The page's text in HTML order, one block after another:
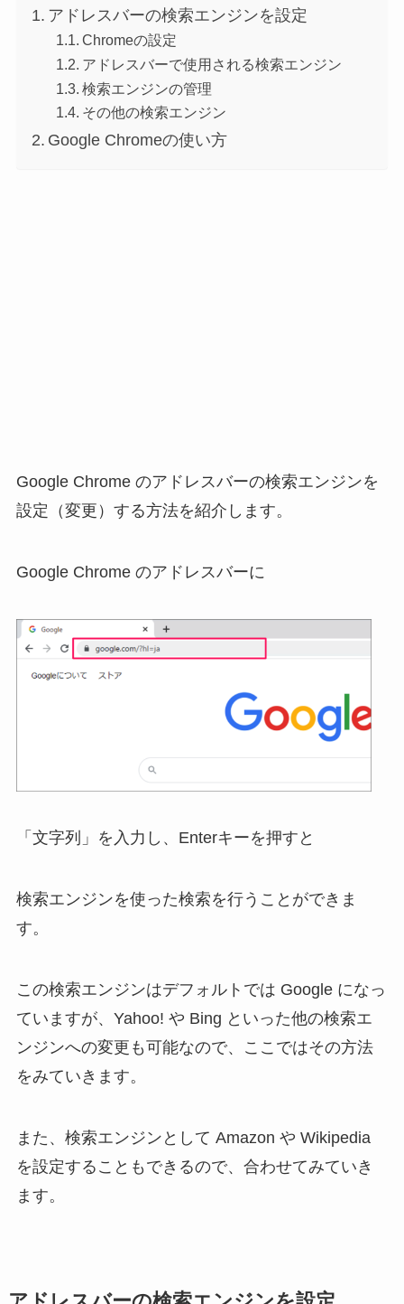
アドレスバーの検索エンジンを設定
Chromeの設定
アドレスバーで使用される検索エンジン
検索エンジンの管理
その他の検索エンジン
Google Chromeの使い方
Google Chrome のアドレスバーの検索エンジンを
設定（変更）する方法を紹介します。
Google Chrome のアドレスバーに
「文字列」を入力し、Enterキーを押すと
検索エンジンを使った検索を行うことができま
す。
この検索エンジンはデフォルトでは Google になっ
ていますが、Yahoo! や Bing といった他の検索エ
ンジンへの変更も可能なので、ここではその方法
をみていきます。
また、検索エンジンとして Amazon や Wikipedia
を設定することもできるので、合わせてみていき
ます。